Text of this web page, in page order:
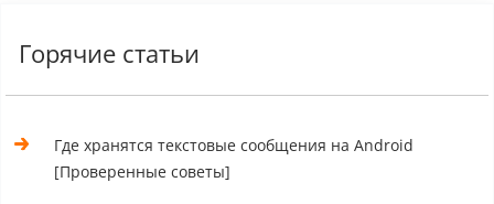
Горячие статьи
Где хранятся текстовые сообщения на Android
[Проверенные советы]